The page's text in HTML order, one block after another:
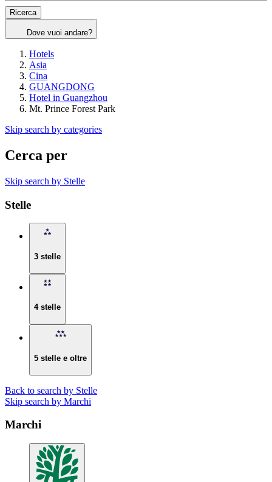
Ricerca
Dove vuoi andare?
Hotels
Asia
Cina
GUANGDONG
Hotel in Guangzhou
Mt. Prince Forest Park
Skip search by categories
Cerca per
Skip search by Stelle
Stelle
3 stelle
4 stelle
5 stelle e oltre
Back to search by Stelle
Skip search by Marchi
Marchi